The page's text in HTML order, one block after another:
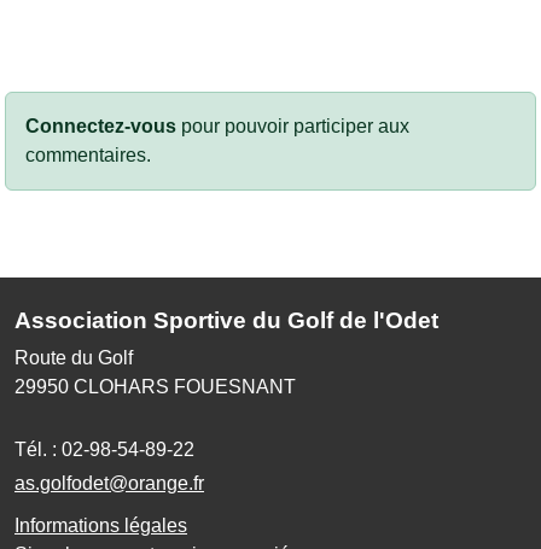
Connectez-vous pour pouvoir participer aux
commentaires.
Association Sportive du Golf de l'Odet
Route du Golf
29950 CLOHARS FOUESNANT
Tél. : 02-98-54-89-22
as.golfodet@orange.fr
Informations légales